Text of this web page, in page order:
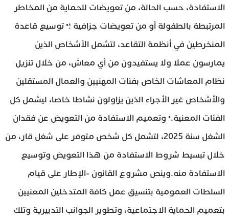
الاستفادة، حسب الحالة، من تعويضات للحماية من المخاطر
المرتبطة بالطفولة أو من تعويضات جزافية ؛• توسيع قاعدة
المنخرطين في أنظمة التقاعد، لتشمل الأشخاص الذين
يمارسون عملا ولا يستفيدون من أي معاش، من خلال تنزيل
نظام المعاشات الخاص بفئات المهنيين والعمال المستقلين
والأشخاص غير الأجراء الذين يزاولون نشاطا خاصا، ليشمل كل
الفئات المعنية.• وتعميم الاستفادة من التعويض عن فقدان
الشغل سنة 2025، لتشمل كل شخص متوفر على شغل قار، من
خلال تبسيط شروط الاستفادة من هذا التعويض وتوسيع
الاستفادة منه.وينص مشروع القانون -الإطار على قيام
السلطات العمومية بتنسيق عمل كافة المتدخلين المعنيين
بتعميم الحماية الاجتماعية، وتطوير الجوانب التدبيرية وتلك